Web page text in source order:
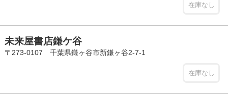
在庫なし
未来屋書店鎌ケ谷
〒273-0107 千葉県鎌ヶ谷市新鎌ヶ谷2-7-1
在庫なし